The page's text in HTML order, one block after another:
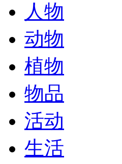
人物
动物
植物
物品
活动
生活